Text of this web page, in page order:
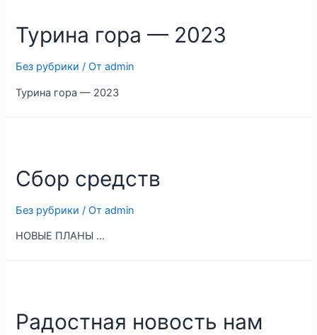
Турина гора — 2023
Без рубрики / От admin
Турина гора — 2023
Сбор средств
Без рубрики / От admin
НОВЫЕ ПЛАНЫ …
Радостная новость нам